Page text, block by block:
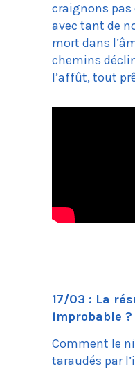
craignons pas
avec tant de
mort dans
chemins
l’affût, tout
17/03 : La
improbable ?
Comment le
taraudés par